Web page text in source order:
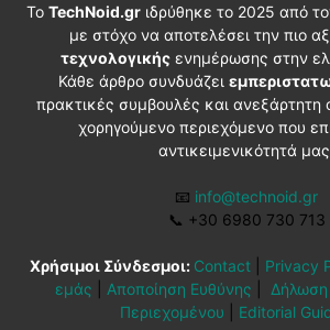
Το TechNoid.grιδρύθηκε το 2025 από
με στόχο να αποτελέσει την πιο
τεχνολογικήςενημέρωσης στην
Κάθε άρθρο συνδυάζει
πρακτικές συμβουλές και
χορηγούμενο περιεχόμενο που
αντικειμενικότητά
📧 info@technoid.gr
📞 +30 6980 730 713
Χρήσιμοι Σύνδεσμοι: Contact Privacy
εμάς
Αποποίηση Ευθύνης
Δήλωση
Περιεχομένου
Editorial